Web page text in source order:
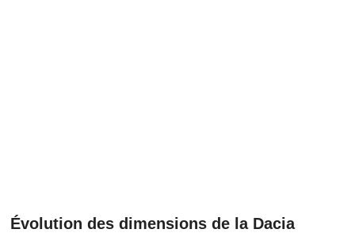
Évolution des dimensions de la Dacia